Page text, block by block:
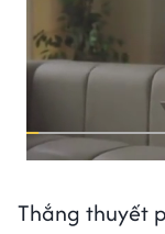
Thắng thuyết